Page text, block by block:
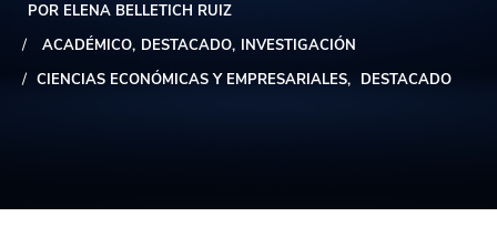
POR ELENA BELLETICH RUIZ
ACADÉMICO DESTACADO INVESTIGACIÓN
CIENCIAS ECONÓMICAS Y EMPRESARIALES
DESTACADO